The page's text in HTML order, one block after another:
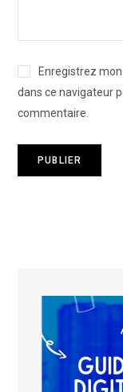
Enregistrez
dans ce navigateur
commentaire.